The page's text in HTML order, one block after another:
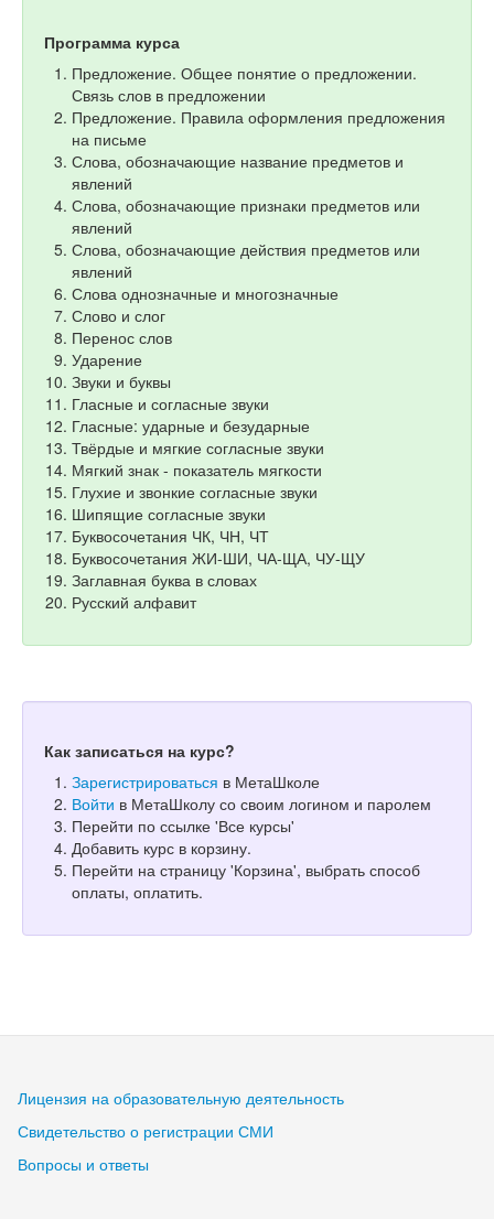
Программа курса
Предложение. Общее понятие о предложении.
Связь слов в предложении
Предложение. Правила оформления предложения
на письме
Слова, обозначающие название предметов и
явлений
Слова, обозначающие признаки предметов или
явлений
Слова, обозначающие действия предметов или
явлений
Слова однозначные и многозначные
Слово и слог
Перенос слов
Ударение
Звуки и буквы
Гласные и согласные звуки
Гласные: ударные и безударные
Твёрдые и мягкие согласные звуки
Мягкий знак - показатель мягкости
Глухие и звонкие согласные звуки
Шипящие согласные звуки
Буквосочетания ЧК, ЧН, ЧТ
Буквосочетания ЖИ-ШИ, ЧА-ЩА, ЧУ-ЩУ
Заглавная буква в словах
Русский алфавит
Как записаться на курс?
Зарегистрироваться в МетаШколе
Войти в МетаШколу со своим логином и паролем
Перейти по ссылке 'Все курсы'
Добавить курс в корзину.
Перейти на страницу 'Корзина', выбрать способ
оплаты, оплатить.
Лицензия на образовательную деятельность
Свидетельство о регистрации СМИ
Вопросы и ответы